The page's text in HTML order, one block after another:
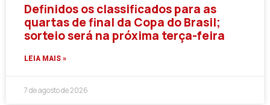
Definidos os classificados para as
quartas de final da Copa do Brasil;
sorteio será na próxima terça-feira
LEIA MAIS »
7 de agosto de 2026